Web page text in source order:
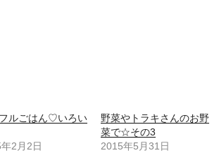
ルごはん♡いろい
2月2日
野菜やトラキさんのお野
菜で☆その3
2015年5月31日